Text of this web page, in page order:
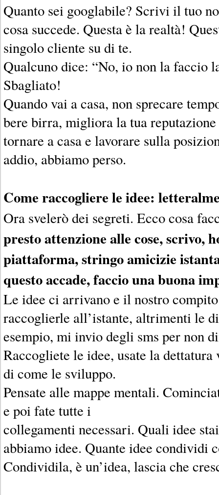
Quanto sei googlabile? Scrivi il tuo
cosa succede. Questa è la realtà!
singolo cliente su di te.
Qualcuno dice: “No, io non la faccio
Sbagliato!
Quando vai a casa, non sprecare
bere birra, migliora la tua
tornare a casa e lavorare sulla
addio, abbiamo perso.
Come raccogliere le idee:
Ora svelerò dei segreti. Ecco cosa
presto attenzione alle cose, scrivo,
piattaforma, stringo amicizie
questo accade, faccio una buona
Le idee ci arrivano e il nostro
raccoglierle all’istante, altrimenti le
esempio, mi invio degli sms per non
Raccogliete le idee, usate la
di come le sviluppo.
Pensate alle mappe mentali.
e poi fate tutte i
collegamenti necessari. Quali idee
abbiamo idee. Quante idee condividi
Condividila, è un’idea, lascia che